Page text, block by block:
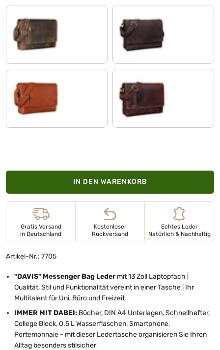
calais - braun muskat - braun
vegetabil - brandy siena - braun
IN DEN WARENKORB
Gratis Versand
in Deutschland
Kostenloser
Rückversand
Echtes Leder
Natürlich & Nachhaltig
Artikel-Nr.: 7705
"DAVIS" Messenger Bag Ledermit13 Zoll Laptopfach |
Qualität, Stil und Funktionalität vereint in einer Tasche | Ihr
Multitalent für Uni, Büro und Freizeit
IMMER MIT DABEI: Bücher, DIN A4 Unterlagen, Schnellhefter,
College Block, 0.5 L Wasserflaschen, Smartphone,
Portemonnaie - mit dieser Ledertasche organisieren Sie Ihren
Alltag besonders stilsicher